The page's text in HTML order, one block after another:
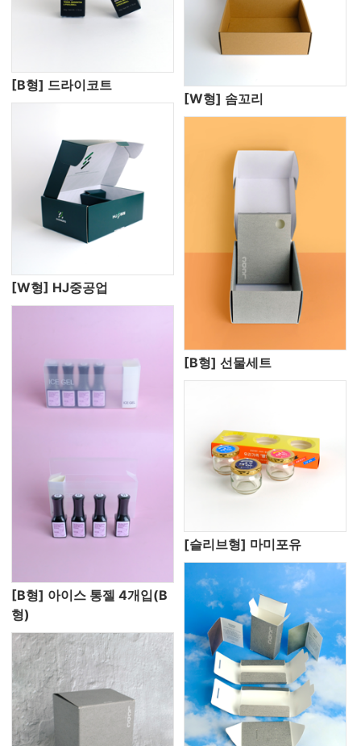
[B형] 드라이코트
[W형] 솜꼬리
[W형] HJ중공업
[B형] 선물세트
[B형] 아이스 통젤 4개입(B
형)
[슬리브형] 마미포유